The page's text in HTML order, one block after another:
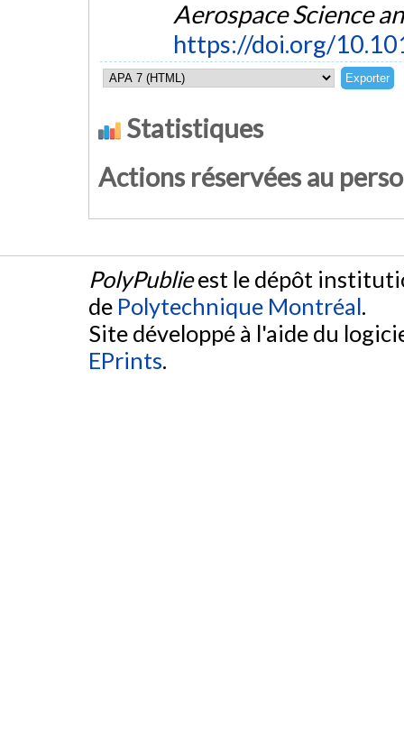
Aerospace Science
https://doi.org/
Statistiques
Actions réservées au
PolyPublieest le dépôt
de Polytechnique Montréal.
Site développé à l'aide du
EPrints.